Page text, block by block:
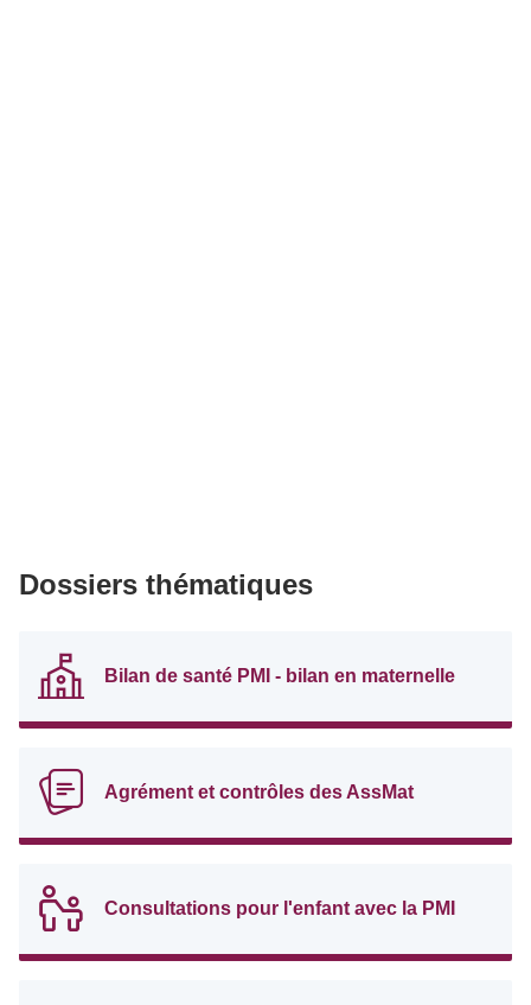
Dossiers thématiques
Bilan de santé PMI - bilan en maternelle
Agrément et contrôles des AssMat
Consultations pour l'enfant avec la PMI